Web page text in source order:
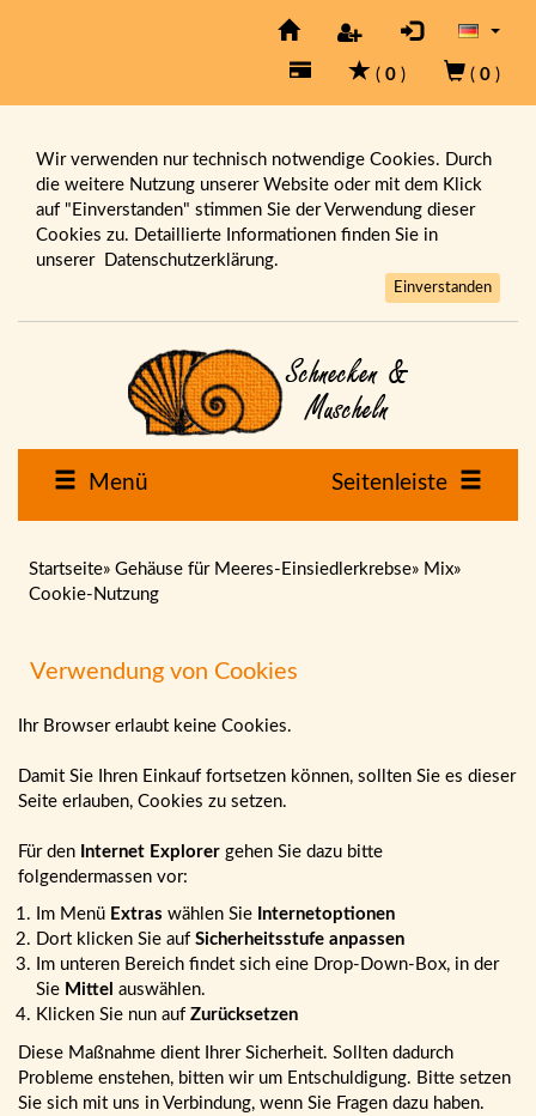
( 0 ) ( 0 )
Wir verwenden nur technisch notwendige Cookies. Durch
die weitere Nutzung unserer Website oder mit dem Klick
auf "Einverstanden" stimmen Sie der Verwendung dieser
Cookies zu. Detaillierte Informationen finden Sie in
unserer Datenschutzerklärung.
Einverstanden
Menü Seitenleiste
Startseite» Gehäuse für Meeres-Einsiedlerkrebse» Mix»
Cookie-Nutzung
Verwendung von Cookies
Ihr Browser erlaubt keine Cookies.
Damit Sie Ihren Einkauf fortsetzen können, sollten Sie es dieser
Seite erlauben, Cookies zu setzen.
Für den Internet Explorer gehen Sie dazu bitte
folgendermassen vor:
Im Menü Extras wählen Sie Internetoptionen
Dort klicken Sie auf Sicherheitsstufe anpassen
Im unteren Bereich findet sich eine Drop-Down-Box, in der
Sie Mittel auswählen.
Klicken Sie nun auf Zurücksetzen
Diese Maßnahme dient Ihrer Sicherheit. Sollten dadurch
Probleme enstehen, bitten wir um Entschuldigung. Bitte setzen
Sie sich mit uns in Verbindung, wenn Sie Fragen dazu haben.